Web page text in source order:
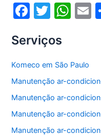
F
c
e
b
o
o
k
T
itt
er
W
s
A
p
p
E
Serviços
Komeco em São Paulo
Manutenção ar-
Manutenção ar-
Manutenção ar-
Manutenção ar-